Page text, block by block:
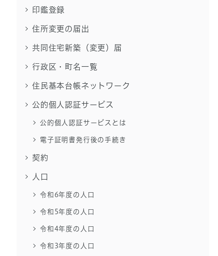
印鑑登録
住所変更の届出
共同住宅新築（変更）届
行政区・町名一覧
住民基本台帳ネットワーク
公的個人認証サービス
公的個人認証サービスとは
電子証明書発行後の手続き
契約
人口
令和6年度の人口
令和5年度の人口
令和4年度の人口
令和3年度の人口